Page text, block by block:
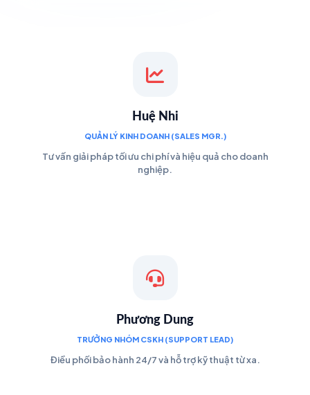
Huệ Nhi
QUẢN LÝ KINH DOANH (SALES MGR.)
Tư vấn giải pháp tối ưu chi phí và hiệu quả cho doanh
nghiệp.
Phương Dung
TRƯỞNG NHÓM CSKH (SUPPORT LEAD)
Điều phối bảo hành 24/7 và hỗ trợ kỹ thuật từ xa.